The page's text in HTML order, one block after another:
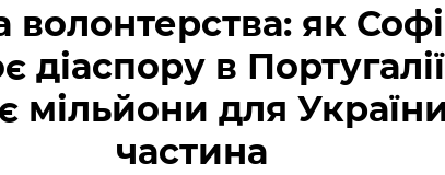
волонтерства: як
діаспору в
мільйони для України
частина